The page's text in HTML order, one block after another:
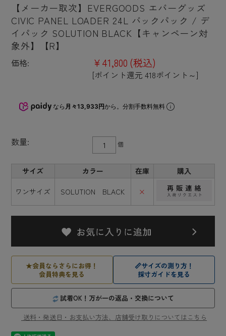
【メーカー取次】EVERGOODS エバーグッズ
CIVIC PANEL LOADER 24L バックパック / デ
イパック SOLUTION BLACK【キャンペーン対
象外】【R】
価格: ¥41,800 (税込)
[ポイント還元 418ポイント～]
なら 月々13,933円から。分割手数料無料
数量: 個
サイズ カラー 在庫 購入
ワンサイズ SOLUTION BLACK ×
★会員ならさらにお得！
会員特典を見る
📏サイズの測り方！
採寸ガイドを見る
試着OK！万が一の返品・交換について
送料・発送日・お支払い方法、店舗受け取りについてはこちら